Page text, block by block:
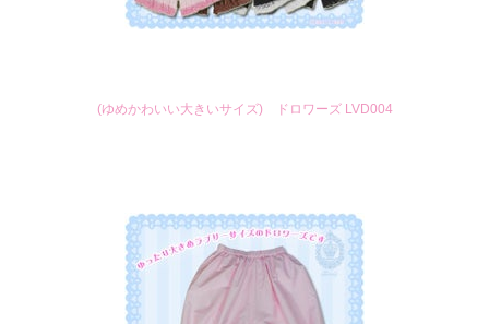
(ゆめかわいい大きいサイズ) ドロワーズ LVD004